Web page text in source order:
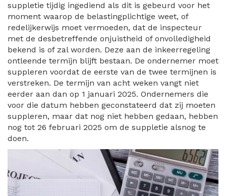
suppletie tijdig ingediend als dit is gebeurd voor het
moment waarop de belastingplichtige weet, of
redelijkerwijs moet vermoeden, dat de inspecteur
met de desbetreffende onjuistheid of onvolledigheid
bekend is of zal worden. Deze aan de inkeerregeling
ontleende termijn blijft bestaan. De ondernemer moet
suppleren voordat de eerste van de twee termijnen is
verstreken. De termijn van acht weken vangt niet
eerder aan dan op 1 januari 2025. Ondernemers die
voor die datum hebben geconstateerd dat zij moeten
suppleren, maar dat nog niet hebben gedaan, hebben
nog tot 26 februari 2025 om de suppletie alsnog te
doen.